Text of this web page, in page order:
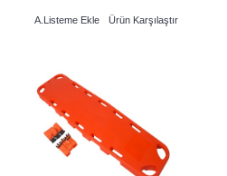
A.Listeme Ekle Ürün Karşılaştır